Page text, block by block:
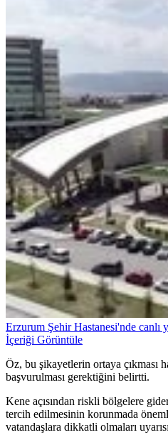
Erzurum Şehir Hastanesi'nde canlı
İçeriği Görüntüle
Öz, bu şikayetlerin ortaya çıkması
başvurulması gerektiğini belirtti.
Kene açısından riskli bölgelere
tercih edilmesinin korunmada
vatandaşlara dikkatli olmaları